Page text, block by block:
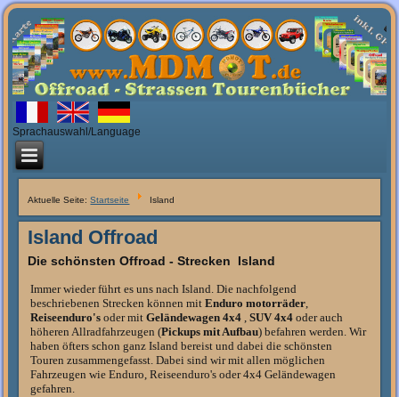
Sprachauswahl/Language
Aktuelle Seite:Startseite Island
Island Offroad
Die schönsten Offroad - Strecken Island
Immer wieder führt es uns nach Island. Die nachfolgend
beschriebenen Strecken können mitEnduro motorräder,
Reiseenduro's oder mitGeländewagen 4x4,SUV 4x4 oder auch
höheren Allradfahrzeugen (Pickups mit Aufbau) befahren werden. Wir
haben öfters schon ganz Island bereist und dabei die schönsten
Touren zusammengefasst. Dabei sind wir mit allen möglichen
Fahrzeugen wie Enduro, Reiseenduro's oder 4x4 Geländewagen
gefahren.